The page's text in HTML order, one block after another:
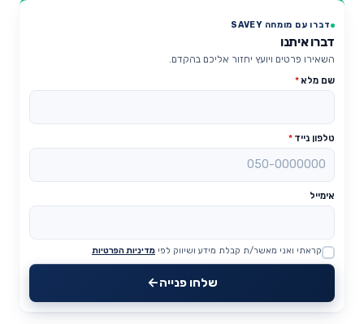
דברו עם מומחה SAVEY
דברו איתנו
השאירו פרטים ויועץ יחזור אליכם בהקדם.
שם מלא*
טלפון נייד *
אימייל
Website
קראתי ואני מאשר/ת קבלת מידע ושיווק לפי מדיניות הפרטיות
שלחו פנייה